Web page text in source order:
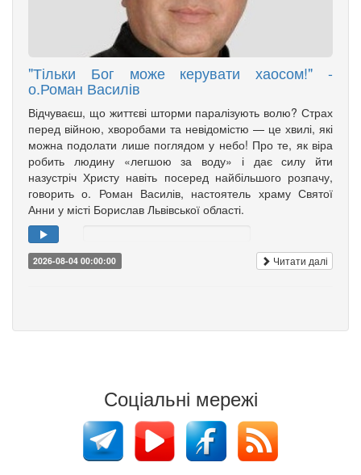
"Тільки Бог може керувати хаосом!" -
о.Роман Василів
Відчуваєш, що життєві шторми паралізують волю? Страх
перед війною, хворобами та невідомістю — це хвилі, які
можна подолати лише поглядом у небо! Про те, як віра
робить людину «легшою за воду» і дає силу йти
назустріч Христу навіть посеред найбільшого розпачу,
говорить о. Роман Василів, настоятель храму Святої
Анни у місті Борислав Львівської області.
2026-08-04 00:00:00 Читати далі
Соціальні мережі